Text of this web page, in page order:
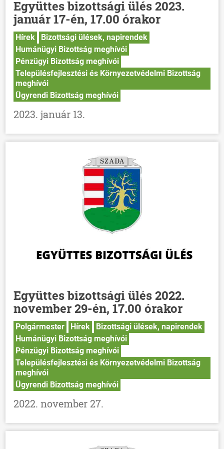
Együttes bizottsági ülés 2023.
január 17-én, 17.00 órakor
Hírek
Bizottsági ülések, napirendek
Humánügyi Bizottság meghívói
Pénzügyi Bizottság meghívói
Településfejlesztési és Környezetvédelmi Bizottság
meghívói
Ügyrendi Bizottság meghívói
2023. január 13.
Együttes bizottsági ülés 2022.
november 29-én, 17.00 órakor
Polgármester Hírek
Bizottsági ülések, napirendek
Humánügyi Bizottság meghívói
Pénzügyi Bizottság meghívói
Településfejlesztési és Környezetvédelmi Bizottság
meghívói
Ügyrendi Bizottság meghívói
2022. november 27.